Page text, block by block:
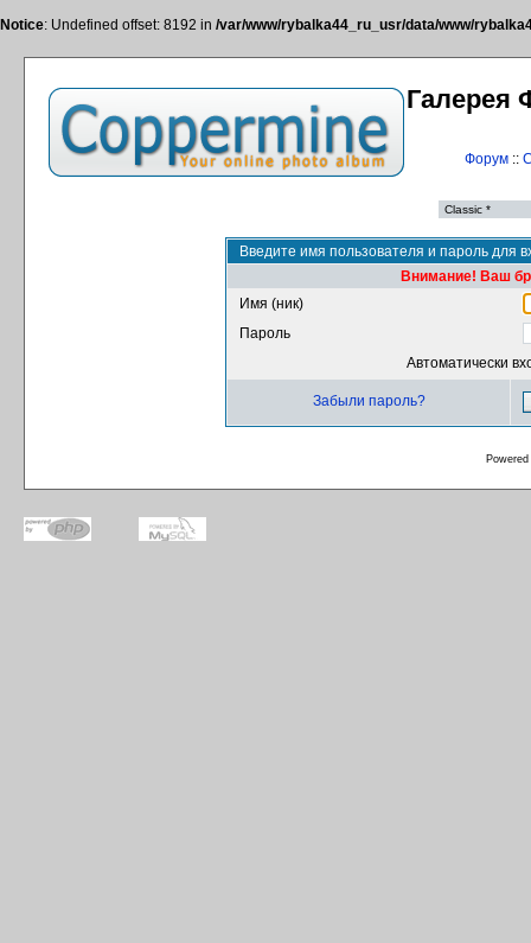
Notice: Undefined offset: 8192 in /var/www/rybalka44_ru_usr/data/www/
Галерея
Форум::
Введите имя пользователя и пароль для
Внимание! Ваш
Имя (ник)
Пароль
Автоматически
Забыли пароль?